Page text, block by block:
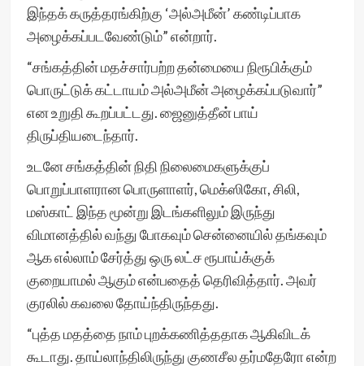
இந்தக் கருத்தரங்கிற்கு ‘அல்அமீன்’ கண்டிப்பாக
அழைக்கப்படவேண்டும்” என்றார்.
“சங்கத்தின் மதச்சார்பற்ற தன்மையை நிரூபிக்கும்
பொருட்டுக் கட்டாயம் அல்அமீன் அழைக்கப்படுவார்”
என உறுதி கூறப்பட்டது. ஜைனுத்தீன் பாய்
திருப்தியடைந்தார்.
உடனே சங்கத்தின் நிதி நிலைமைகளுக்குப்
பொறுப்பாளரான பொருளாளர், மெக்ஸிகோ, சிலி,
மஸ்காட் இந்த மூன்று இடங்களிலும் இருந்து
விமானத்தில் வந்து போகவும் சென்னையில் தங்கவும்
ஆக எல்லாம் சேர்த்து ஒரு லட்ச ரூபாய்க்குக்
குறையாமல் ஆகும் என்பதைத் தெரிவித்தார். அவர்
குரலில் கவலை தோய்ந்திருந்தது.
“புத்த மதத்தை நாம் புறக்கணித்ததாக ஆகிவிடக்
கூடாது. தாய்லாந்திலிருந்து குணசீல தர்மதேரோ என்ற